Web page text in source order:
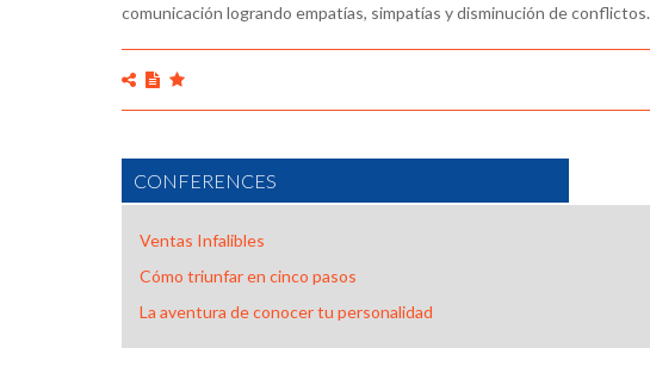
comunicación logrando empatías, simpatías y disminución de conflictos.
CONFERENCES
Ventas Infalibles
Cómo triunfar en cinco pasos
La aventura de conocer tu personalidad